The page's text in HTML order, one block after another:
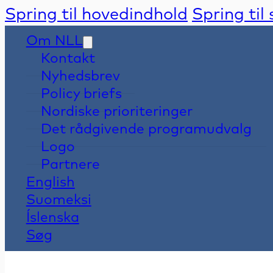
Spring til hovedindhold Spring til
Om NLL
Kontakt
Nyhedsbrev
Policy briefs
Nordiske prioriteringer
Det rådgivende programudvalg
Logo
Partnere
English
Suomeksi
Íslenska
Søg